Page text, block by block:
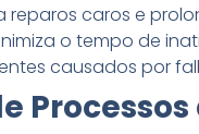
reparos caros e
o tempo de
causados por